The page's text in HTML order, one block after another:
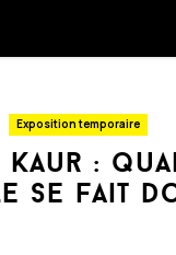
Exposition temporaire
kaur :
se fait